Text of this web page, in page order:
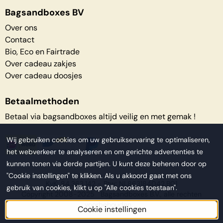
Bagsandboxes BV
Over ons
Contact
Bio, Eco en Fairtrade
Over cadeau zakjes
Over cadeau doosjes
Betaalmethoden
Betaal via bagsandboxes altijd veilig en met gemak !
KvK: 84.363.142 - Btw: NL863184042.B01
Copyright 2008-2025 Bagsandboxes B.V., alle rechten
voorbehouden.
Wij gebruiken cookies om uw gebruikservaring te optimaliseren,
het webverkeer te analyseren en om gerichte advertenties te
kunnen tonen via derde partijen. U kunt deze beheren door op
"Cookie instellingen" te klikken. Als u akkoord gaat met ons
gebruik van cookies, klikt u op "Alle cookies toestaan".
Cookie instellingen